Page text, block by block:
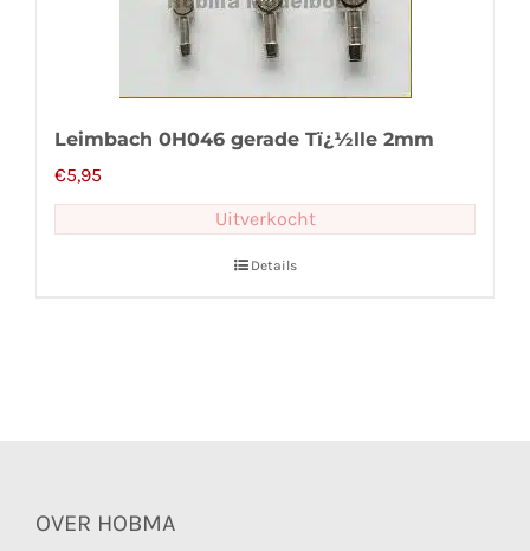
Leimbach 0H046 gerade Tï¿½lle 2mm
€5,95
Uitverkocht
Details
OVER HOBMA